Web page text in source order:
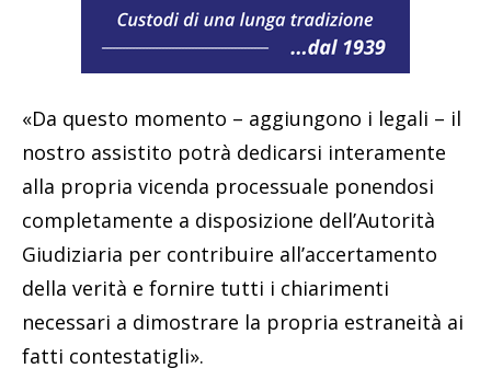
«Da questo momento – aggiungono i legali – il
nostro assistito potrà dedicarsi interamente
alla propria vicenda processuale ponendosi
completamente a disposizione dell’Autorità
Giudiziaria per contribuire all’accertamento
della verità e fornire tutti i chiarimenti
necessari a dimostrare la propria estraneità ai
fatti contestatigli».